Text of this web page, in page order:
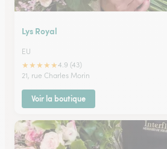
Lys Royal
EU
★★★★★4.9 (43)
21, rue Charles Morin
Voir la boutique